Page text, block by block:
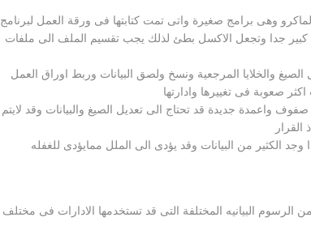
وهى برامج صغيرة واتى تمت كتابتها فى ورقة العمل لبرنامج
جدا وتجعل الاكسل بطئ لذلك يجب تقسيم الملف الى ملفات
والخلايا المرجعية ونسخ ولصق البيانات وربط اوراق العمل
صعوبة فى تغييرها وادارتها
واعمدة جديدة قد تحتاج الى تعديل الصيغ والبيانات وقد لايتم
الكثير من البيانات وقد يؤدى الى الملل ممايؤدى للغفله
الرسوم البيانيه المختلفة التى قد تستخدمها الادارات فى مختلف